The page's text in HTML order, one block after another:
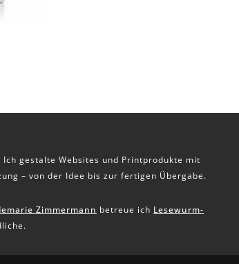
Ich gestalte Websites und Printprodukte mit
– von der Idee bis zur fertigen Übergabe.
Zimmermann betreue ich Lesewurm-